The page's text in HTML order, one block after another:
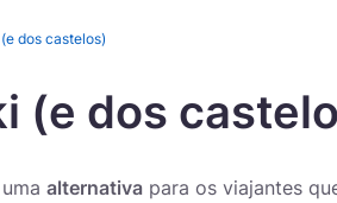
dos castelos)
(e dos
alternativa para os viajantes